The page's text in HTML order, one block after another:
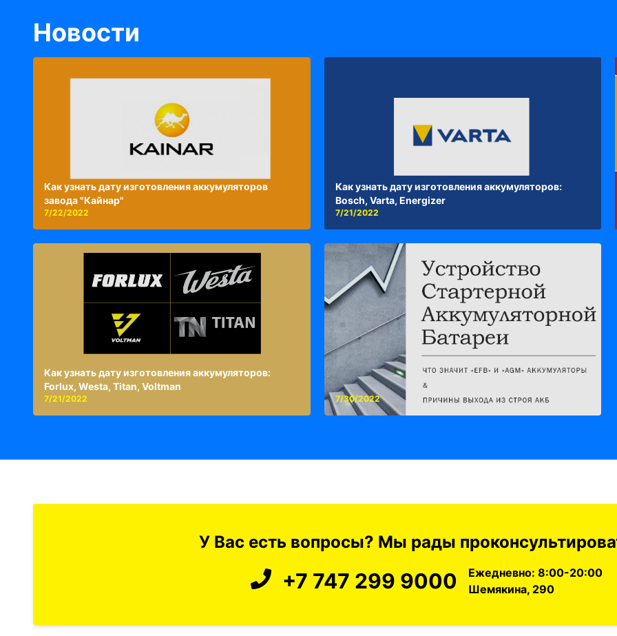
Новости
Как узнать дату изготовления аккумуляторов
завода "Кайнар"
7/22/2022
Как узнать дату изготовления аккумуляторов:
Bosch, Varta, Energizer
7/21/2022
Как узнать дату изготовления аккумуляторов:
Forlux, Westa, Titan, Voltman
7/21/2022 7/30/2022
У Вас есть вопросы? Мы рады
+7 747 299 9000
Ежедневно: 8:00-20:00
Шемякина, 290